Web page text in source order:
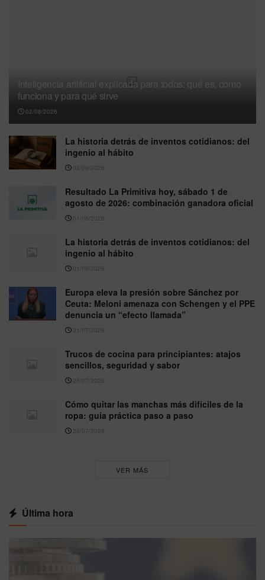
Inteligencia artificial explicada para todos: qué es, cómo
funciona y para qué sirve
02/08/2026
La historia detrás de inventos cotidianos: del
ingenio al hábito
02/08/2026
Resultado La Primitiva hoy, sábado 1 de
agosto de 2026: combinación ganadora oficial
01/08/2026
La historia detrás de inventos cotidianos: del
ingenio al hábito
01/08/2026
Europa eleva la presión sobre Sánchez por
Ceuta: Meloni amenaza con Schengen y el PPE
denuncia un “efecto llamada”
31/07/2026
Trucos de cocina para principiantes: atajos
sencillos, seguridad y sabor
26/07/2026
Cómo quitar las manchas más difíciles de la
ropa: guía práctica paso a paso
26/07/2026
VER MÁS
Última hora